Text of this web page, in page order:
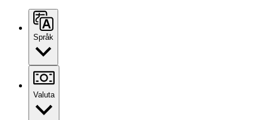
Språk
Valuta